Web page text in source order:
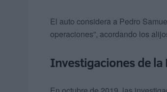
El auto considera a Pedro
operaciones”, acordando los
Investigaciones de la